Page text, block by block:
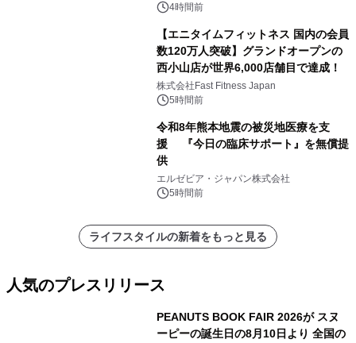
4時間前
【エニタイムフィットネス 国内の会員
数120万人突破】グランドオープンの
西小山店が世界6,000店舗目で達成！
株式会社Fast Fitness Japan
5時間前
令和8年熊本地震の被災地医療を支
援 『今日の臨床サポート』を無償提
供
エルゼビア・ジャパン株式会社
5時間前
ライフスタイルの新着をもっと見る
人気のプレスリリース
PEANUTS BOOK FAIR 2026が スヌ
ーピーの誕生日の8月10日より 全国の